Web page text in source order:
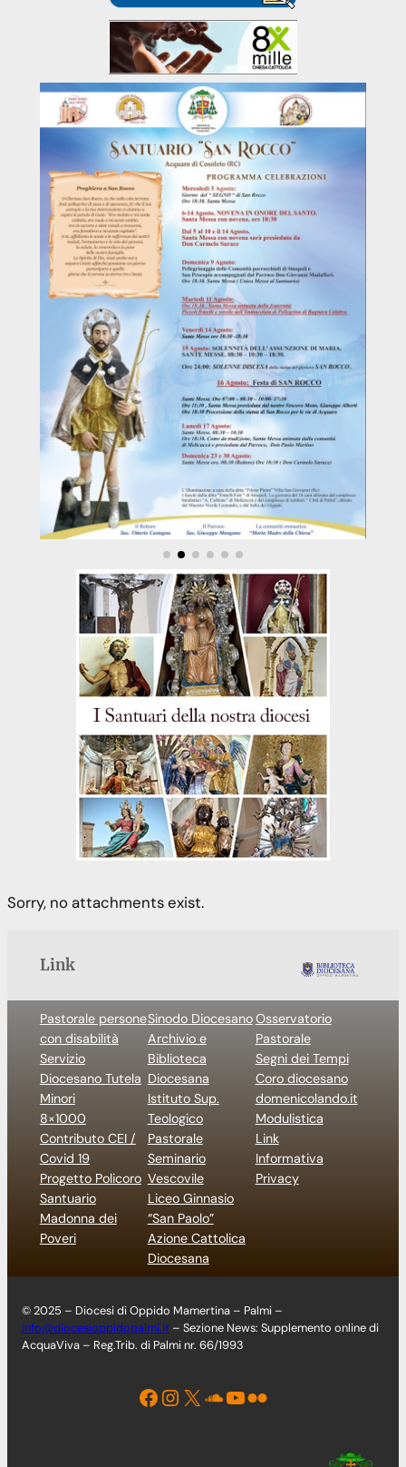
Sorry, no attachments exist.
Link
Pastorale persone
con disabilità
Servizio
Diocesano Tutela
Minori
8×1000
Contributo CEI /
Covid 19
Progetto Policoro
Santuario
Madonna dei
Poveri
Sinodo Diocesano
Archivio e
Biblioteca
Diocesana
Istituto Sup.
Teologico
Pastorale
Seminario
Vescovile
Liceo Ginnasio
“San Paolo”
Azione Cattolica
Diocesana
Osservatorio
Pastorale
Segni dei Tempi
Coro diocesano
domenicolando.it
Modulistica
Link
Informativa
Privacy
© 2025 – Diocesi di Oppido Mamertina – Palmi –
info@diocesioppidopalmi.it – Sezione News: Supplemento online di
AcquaViva – Reg.Trib. di Palmi nr. 66/1993
Facebook Instagram X Soundcloud YouTube Flickr